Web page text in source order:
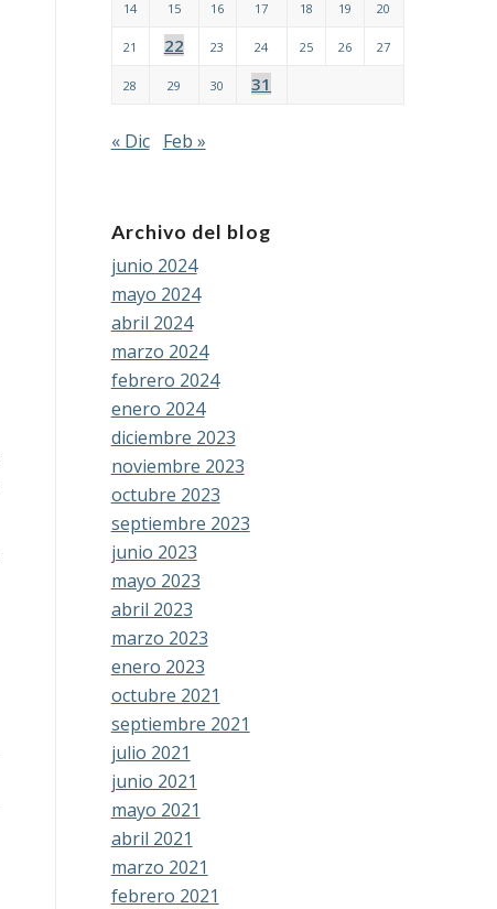
14 15 16 17 18 19 20
21 22 23 24 25 26 27
28 29 30 31
« Dic Feb »
Archivo del blog
junio 2024
mayo 2024
abril 2024
marzo 2024
febrero 2024
enero 2024
diciembre 2023
noviembre 2023
octubre 2023
septiembre 2023
junio 2023
mayo 2023
abril 2023
marzo 2023
enero 2023
octubre 2021
septiembre 2021
julio 2021
junio 2021
mayo 2021
abril 2021
marzo 2021
febrero 2021